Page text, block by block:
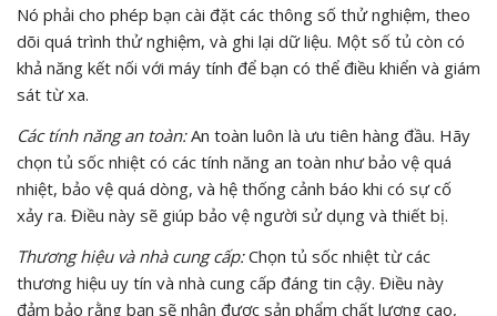
Nó phải cho phép bạn cài đặt các thông số thử nghiệm, theo
dõi quá trình thử nghiệm, và ghi lại dữ liệu. Một số tủ còn có
khả năng kết nối với máy tính để bạn có thể điều khiển và giám
sát từ xa.
Các tính năng an toàn:An toàn luôn là ưu tiên hàng đầu. Hãy
chọn tủ sốc nhiệt có các tính năng an toàn như bảo vệ quá
nhiệt, bảo vệ quá dòng, và hệ thống cảnh báo khi có sự cố
xảy ra. Điều này sẽ giúp bảo vệ người sử dụng và thiết bị.
Thương hiệu và nhà cung cấp:Chọn tủ sốc nhiệt từ các
thương hiệu uy tín và nhà cung cấp đáng tin cậy. Điều này
đảm bảo rằng bạn sẽ nhận được sản phẩm chất lượng cao,